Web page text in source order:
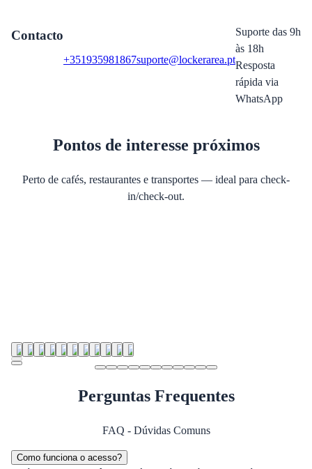
Contacto
+351935981867suporte@lockerarea.pt
Suporte das 9h
às 18h
Resposta
rápida via
WhatsApp
Pontos de interesse próximos
Perto de cafés, restaurantes e transportes — ideal para check-
in/check-out.
Perguntas Frequentes
FAQ - Dúvidas Comuns
Como funciona o acesso?